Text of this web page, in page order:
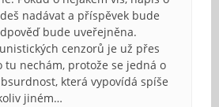
nadávat a příspěvek bude
bude uveřejněna.
cenzorů je už přes
tu nechám, protože se jedná o
která vypovídá spíše
jiném…